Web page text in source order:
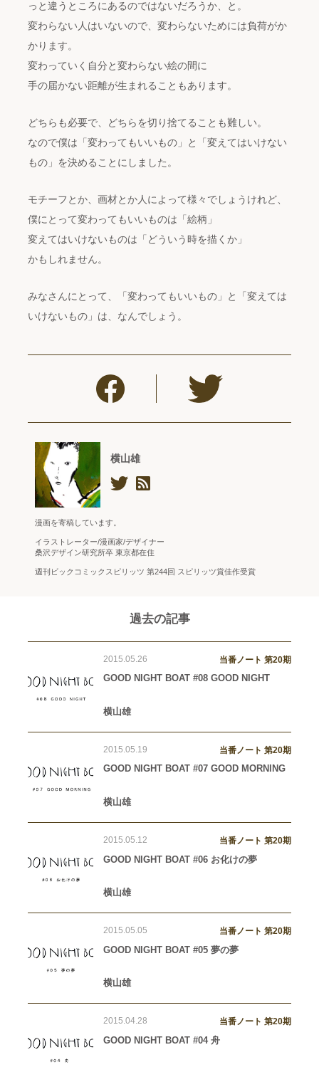
っと違うところにあるのではないだろうか、と。
変わらない人はいないので、変わらないためには負荷がか
かります。
変わっていく自分と変わらない絵の間に
手の届かない距離が生まれることもあります。
どちらも必要で、どちらを切り捨てることも難しい。
なので僕は「変わってもいいもの」と「変えてはいけない
もの」を決めることにしました。
モチーフとか、画材とか人によって様々でしょうけれど、
僕にとって変わってもいいものは「絵柄」
変えてはいけないものは「どういう時を描くか」
かもしれません。
みなさんにとって、「変わってもいいもの」と「変えては
いけないもの」は、なんでしょう。
横山雄
漫画を寄稿しています。
イラストレーター/漫画家/デザイナー
桑沢デザイン研究所卒 東京都在住
週刊ビックコミックスピリッツ 第244回 スピリッツ賞佳作受賞
過去の記事
2015.05.26 当番ノート 第20期
GOOD NIGHT BOAT #08 GOOD NIGHT
横山雄
2015.05.19 当番ノート 第20期
GOOD NIGHT BOAT #07 GOOD MORNING
横山雄
2015.05.12 当番ノート 第20期
GOOD NIGHT BOAT #06 お化けの夢
横山雄
2015.05.05 当番ノート 第20期
GOOD NIGHT BOAT #05 夢の夢
横山雄
2015.04.28 当番ノート 第20期
GOOD NIGHT BOAT #04 舟